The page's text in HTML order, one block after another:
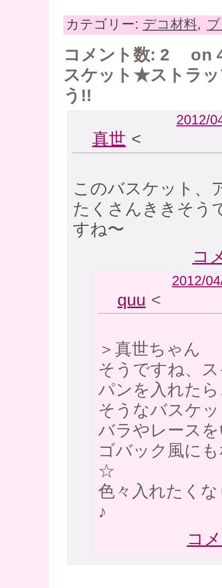
カテゴリー: デコ材料,
コメント数: 2 on
スケット★ストラ
う!!
2012/
真世 <
このバスケット、
たくさんききそう
すね〜
コ
2012/
quu <
＞真世ちゃん
そうですね、
パンを入れた
そうなバスケ
バラやレース
ゴバック風に
☆
色々入れたく
♪
コ